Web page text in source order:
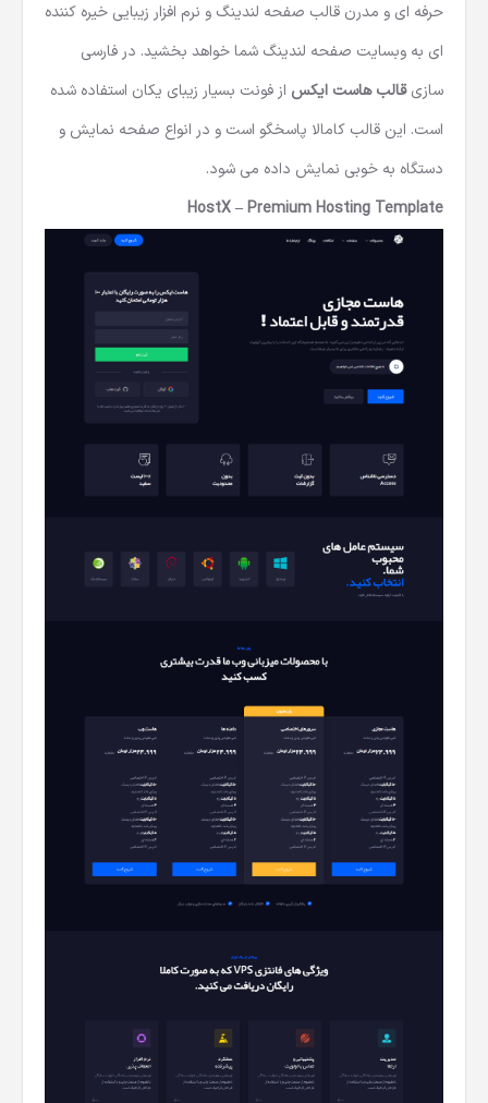
حرفه ای و مدرن قالب صفحه لندینگ و نرم افزار زیبایی خیره کننده
ای به وبسایت صفحه لندینگ شما خواهد بخشید. در فارسی
سازیقالب هاست ایکس از فونت بسیار زیبای یکان استفاده شده
است. این قالب کامالا پاسخگو است و در انواع صفحه نمایش و
دستگاه به خوبی نمایش داده می شود.
HostX – Premium Hosting Template